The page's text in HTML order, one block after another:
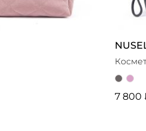
7 800